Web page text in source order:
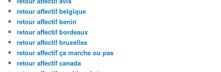
retour affectif belgique
retour affectif benin
retour affectif bordeaux
retour affectif bruxelles
retour affectif ça marche ou pas
retour affectif canada